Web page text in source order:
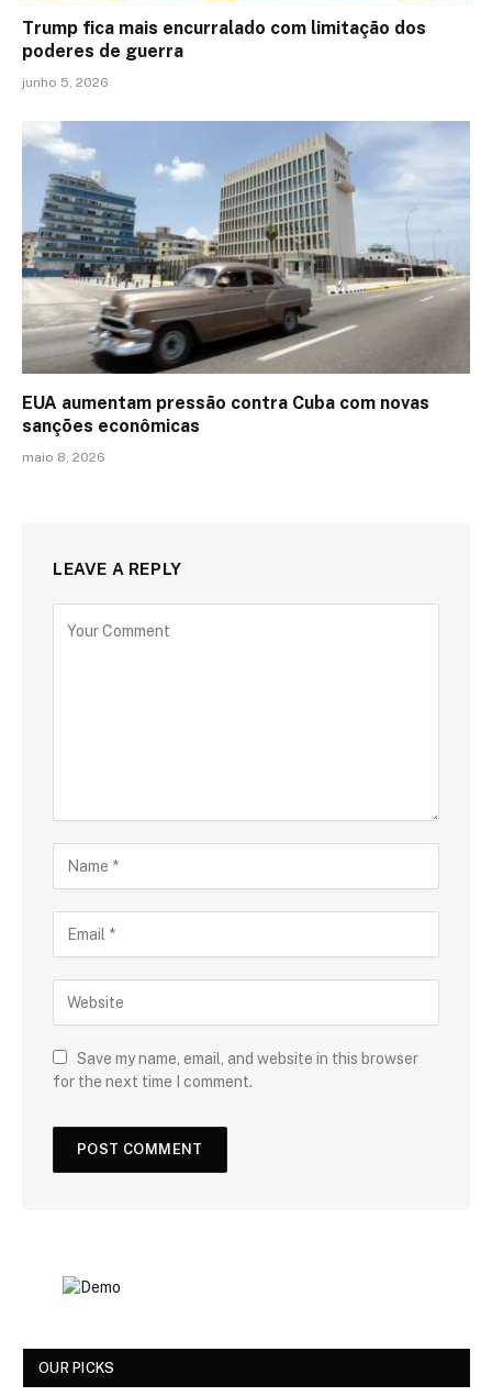
Trump fica mais encurralado com limitação dos
poderes de guerra
junho 5, 2026
EUA aumentam pressão contra Cuba com novas
sanções econômicas
maio 8, 2026
LEAVE A REPLY
Save my name, email, and website in this browser
for the next time I comment.
OUR PICKS